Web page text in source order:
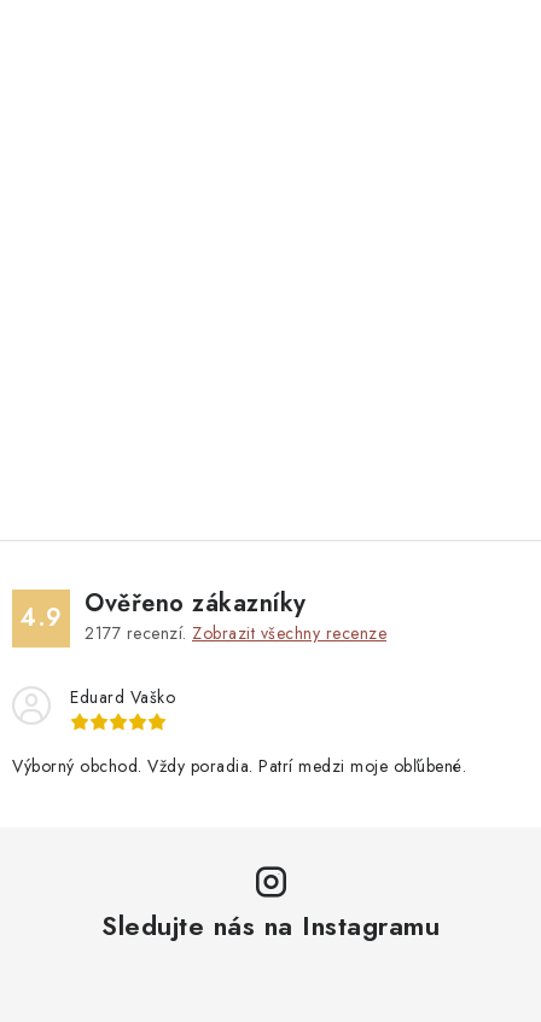
4.9 Ověřeno zákazníky
2177 recenzí. Zobrazit všechny recenze
Eduard Vaško
Výborný obchod. Vždy poradia. Patrí medzi moje obľúbené.
Sledujte nás na Instagramu